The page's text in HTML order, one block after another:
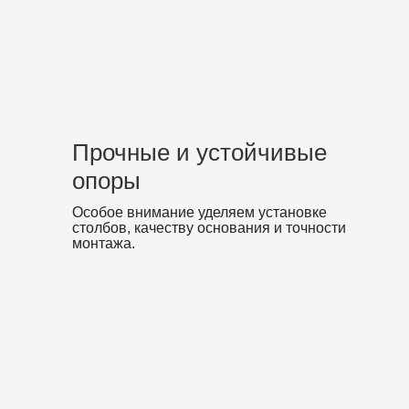
Прочные и устойчивые
опоры
Особое внимание уделяем установке
столбов, качеству основания и точности
монтажа.